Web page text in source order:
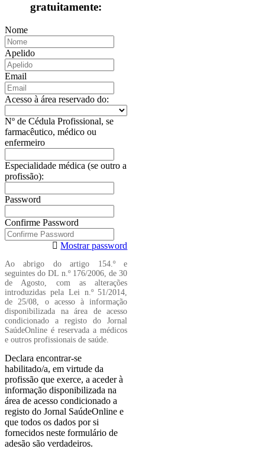
gratuitamente:
Nome
Apelido
Email
Acesso à área reservado do:
Nº de Cédula Profissional, se
farmacêutico, médico ou
enfermeiro
Especialidade médica (se outro a
profissão):
Password
Confirme Password
Mostrar password
Ao abrigo do artigo 154.º e
seguintes do DL n.º 176/2006, de 30
de Agosto, com as alterações
introduzidas pela Lei n.º 51/2014,
de 25/08, o acesso à informação
disponibilizada na área de acesso
condicionado a registo do Jornal
SaúdeOnline é reservada a médicos
e outros profissionais de saúde.
Declara encontrar-se
habilitado/a, em virtude da
profissão que exerce, a aceder à
informação disponibilizada na
área de acesso condicionado a
registo do Jornal SaúdeOnline e
que todos os dados por si
fornecidos neste formulário de
adesão são verdadeiros.